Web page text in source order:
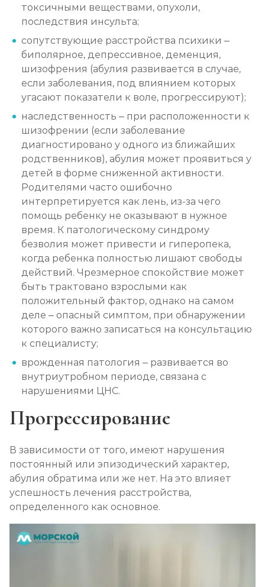
токсичными веществами, опухоли,
последствия инсульта;
сопутствующие расстройства психики –
биполярное, депрессивное, деменция,
шизофрения (абулия развивается в случае,
если заболевания, под влиянием которых
угасают показатели к воле, прогрессируют);
наследственность – при расположенности к
шизофрении (если заболевание
диагностировано у одного из ближайших
родственников), абулия может проявиться у
детей в форме сниженной активности.
Родителями часто ошибочно
интерпретируется как лень, из-за чего
помощь ребенку не оказывают в нужное
время. К патологическому синдрому
безволия может привести и гиперопека,
когда ребенка полностью лишают свободы
действий. Чрезмерное спокойствие может
быть трактовано взрослыми как
положительный фактор, однако на самом
деле – опасный симптом, при обнаружении
которого важно записаться на консультацию
к специалисту;
врожденная патология – развивается во
внутриутробном периоде, связана с
нарушениями ЦНС.
Прогрессирование
В зависимости от того, имеют нарушения
постоянный или эпизодический характер,
абулия обратима или же нет. На это влияет
успешность лечения расстройства,
определенного как основное.